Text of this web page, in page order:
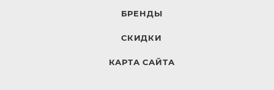
БРЕНДЫ
СКИДКИ
КАРТА САЙТА